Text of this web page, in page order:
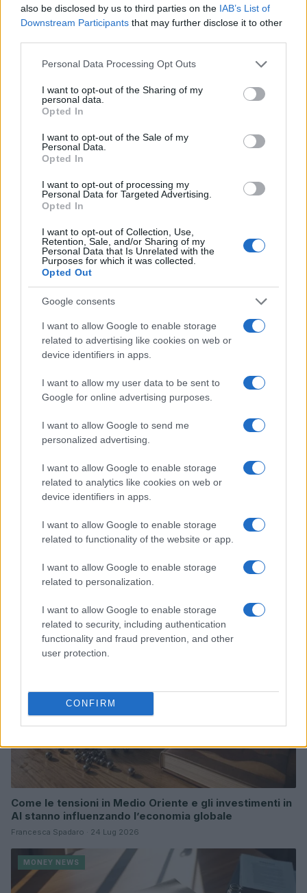
also be disclosed by us to third parties on the IAB’s List of
Downstream Participants that may further disclose it to other
Please note that this website/app uses one or more Google
not limited to your visit or usage behaviour. You may click to
grant or deny consent to Google and its third-party tags to
use your data for below specified purposes in below Google
consent section.
Personal Data Processing Opt Outs
I want to opt-out of the Sharing of my
personal data.
Opted In
I want to opt-out of the Sale of my
Personal Data.
Opted In
I want to opt-out of processing my
Personal Data for Targeted Advertising.
Opted In
I want to opt-out of Collection, Use,
Retention, Sale, and/or Sharing of my
Personal Data that Is Unrelated with the
Purposes for which it was collected.
Opted Out
Google consents
I want to allow Google to enable storage
related to advertising like cookies on web or
device identifiers in apps.
I want to allow my user data to be sent to
Google for online advertising purposes.
I want to allow Google to send me
personalized advertising.
I want to allow Google to enable storage
related to analytics like cookies on web or
device identifiers in apps.
I want to allow Google to enable storage
related to functionality of the website or app.
I want to allow Google to enable storage
related to personalization.
I want to allow Google to enable storage
related to security, including authentication
functionality and fraud prevention, and other
user protection.
CONFIRM
Continua a leggere
MONEY NEWS
Federal Reserve
Edoardo Vitali · 30 Lug 2026
MONEY NEWS
Come le tensioni in Medio Oriente e gli investimenti in
AI stanno influenzando l’economia globale
Francesca Spadaro · 24 Lug 2026
MONEY NEWS